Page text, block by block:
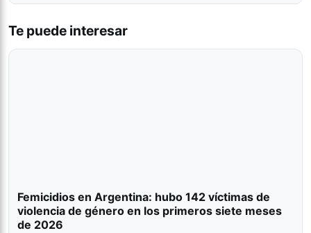
Te puede interesar
Femicidios en Argentina: hubo 142 víctimas de
violencia de género en los primeros siete meses
de 2026